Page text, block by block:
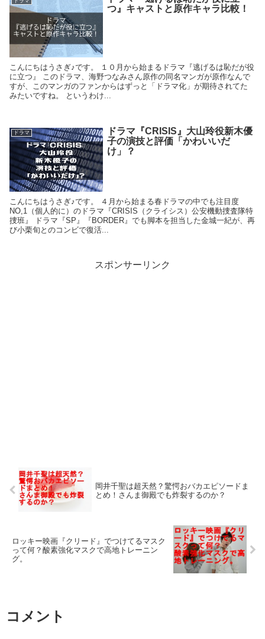
つ』キャストと原作キャラ比較！
こんにちはうさぎ♪です。 １０月から始まるドラマ『逃げるは恥だが役
に立つ』 このドラマ、海野つなみさん原作の同名マンガが原作なんで
すが、このマンガのファンからはずっと「ドラマ化」が期待されてた
みたいですね。 というわけ...
ドラマ
ドラマ『CRISIS』大山玲役新木優
子の演技と評価「かわいいだ
け」？
こんにちはうさぎ♪です。 ４月から始まる春ドラマの中でも注目度
NO,1（個人的に）のドラマ『CRISIS（クライシス）公安機動捜査隊特
捜班』 ドラマ『SP』『BORDER』でも脚本を担当した金城一紀が、再
び小栗旬とのコンビで復活...
スポンサーリンク
岡井千聖は超天然？驚愕おバカエピソードま
とめ！さんま御殿でも炸裂するのか？
ロッキー映画『クリード』でつけてるマスク
って何？酸素強化マスクで高地トレーニン
グ。
コメント